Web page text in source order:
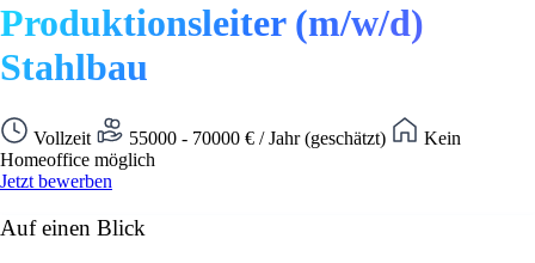
Produktionsleiter (m/w/d)
Stahlbau
Vollzeit 55000 - 70000 € / Jahr (geschätzt)
Kein
Homeoffice möglich
Jetzt bewerben
Auf einen Blick